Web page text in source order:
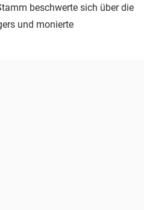
beschwerte sich über die
und monierte